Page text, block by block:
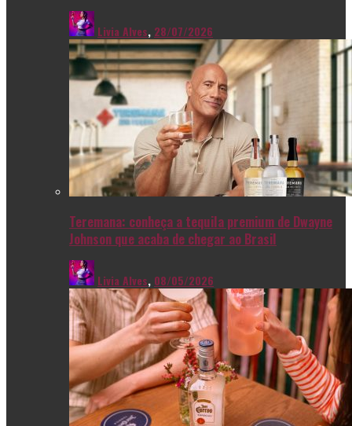
Livia Alves, 28/07/2026
Teremana: conheça a tequila premium de Dwayne
Johnson que acaba de chegar ao Brasil
Livia Alves, 08/05/2026